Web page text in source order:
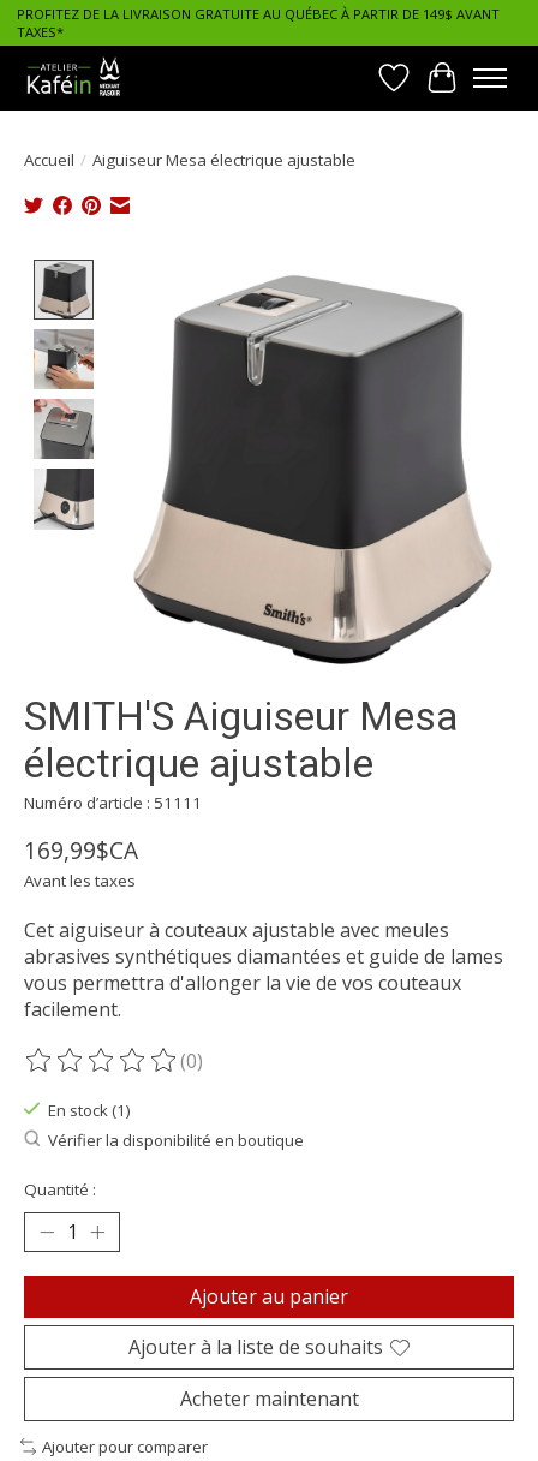
PROFITEZ DE LA LIVRAISON GRATUITE AU QUÉBEC À PARTIR DE 149$ AVANT
TAXES*
Liste dePanier
Accueil / Aiguiseur Mesa électrique ajustable
Product image slideshow Items
SMITH'S Aiguiseur Mesa
électrique ajustable
Numéro d’article : 51111
169,99$CA
Avant les taxes
Cet aiguiseur à couteaux ajustable avec meules
abrasives synthétiques diamantées et guide de lames
vous permettra d'allonger la vie de vos couteaux
facilement.
Ce produit est évalué à
(0)
En stock (1)
Vérifier la disponibilité en boutique
Quantité :
Ajouter au panier
Ajouter à la liste de souhaits
Acheter maintenant
Ajouter pour comparer